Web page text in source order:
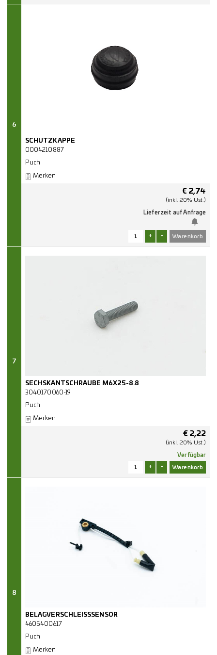
6
SCHUTZKAPPE
0004210887
Puch
Merken
€ 2,74
(inkl. 20% Ust.)
Lieferzeit auf Anfrage
+ -
7
SECHSKANTSCHRAUBE M6X25-8.8
3040170060-19
Puch
Merken
€ 2,22
(inkl. 20% Ust.)
Verfügbar
+ -
8
BELAGVERSCHLEISSSENSOR
4605400617
Puch
Merken